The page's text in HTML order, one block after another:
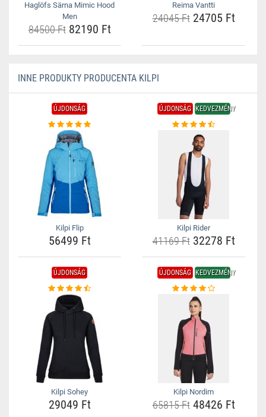
Haglöfs Särna Mimic Hood
Men
84500 Ft82190 Ft
Reima Vantti
24045 Ft24705 Ft
INNE PRODUKTY PRODUCENTA KILPI
ÚJDONSÁG
Kilpi Flip
56499 Ft
ÚJDONSÁG KEDVEZMÉNY
Kilpi Rider
41169 Ft32278 Ft
ÚJDONSÁG
Kilpi Sohey
29049 Ft
ÚJDONSÁG KEDVEZMÉNY
Kilpi Nordim
65815 Ft48426 Ft